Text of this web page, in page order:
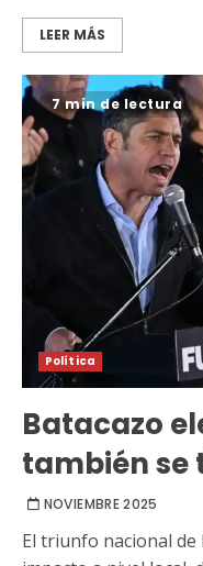
LEER MÁS
7 min de lectura
Política
Batacazo
también se
NOVIEMBRE 2025
El triunfo nacional de